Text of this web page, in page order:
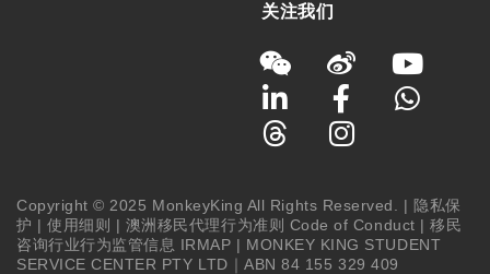
关注我们
Copyright © 2025 MonkeyKing All Rights Reserved. | 隐私保
护 |使用细则 | 澳洲移民代理行为准则 Code of Conduct |移民
咨询行业行为监管信息 IRMAP | MONKEY KING STUDENT
SERVICE CENTER PTY LTD｜ABN 84 155 329 409